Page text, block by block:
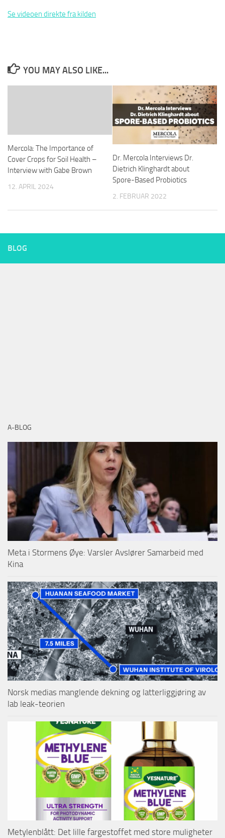
Se videoen direkte fra kilden
YOU MAY ALSO LIKE...
Mercola: The Importance of
Cover Crops for Soil Health –
Interview with Gabe Brown
12. APRIL 2024
Dr. Mercola Interviews Dr.
Dietrich Klinghardt about
Spore-Based Probiotics
2. FEBRUAR 2022
BLOG
A-BLOG
Meta i Stormens Øye: Varsler Avslører Samarbeid med
Kina
Norsk medias manglende dekning og latterliggjøring av
lab leak-teorien
Metylenblått: Det lille fargestoffet med store muligheter